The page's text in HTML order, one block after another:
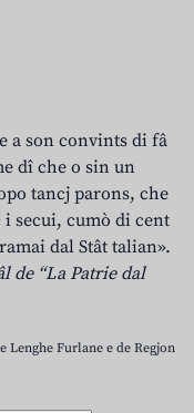
a son convints di fâ
dî che o sin un
tancj parons, che
secui, cumò di cent
dal Stât talian».
de “La Patrie dal
Lenghe Furlane e de Regjon